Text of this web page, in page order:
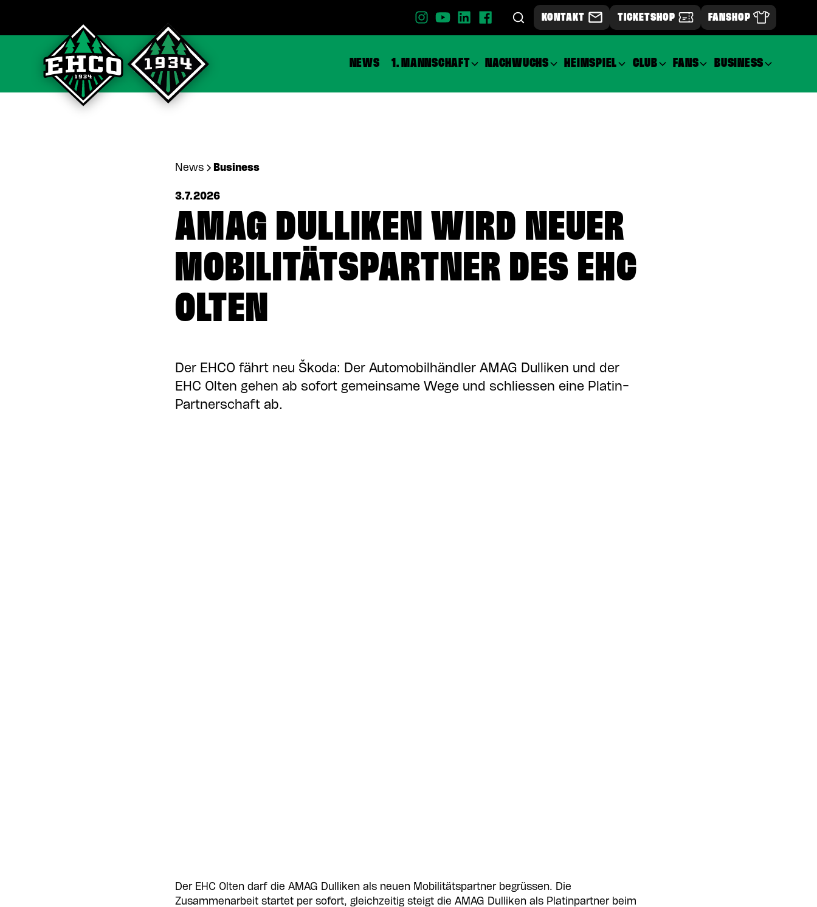
KONTAKT TICKETSHOP FANSHOP
NEWS 1. MANNSCHAFT NACHWUCHS HEIMSPIEL CLUB FANS BUSINESS
News Business
3.7.2026
AMAG DULLIKEN WIRD NEUER
MOBILITÄTSPARTNER DES EHC
OLTEN
Der EHCO fährt neu Škoda: Der Automobilhändler AMAG Dulliken und der
EHC Olten gehen ab sofort gemeinsame Wege und schliessen eine Platin-
Partnerschaft ab.
Der EHC Olten darf die AMAG Dulliken als neuen Mobilitätspartner begrüssen. Die
Zusammenarbeit startet per sofort, gleichzeitig steigt die AMAG Dulliken als Platinpartner beim